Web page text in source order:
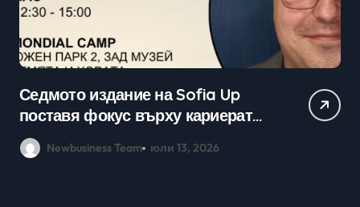
Практически уроци по бизнес и
кариерно развитие събраха
Newbusiness Team юни 26, 2026